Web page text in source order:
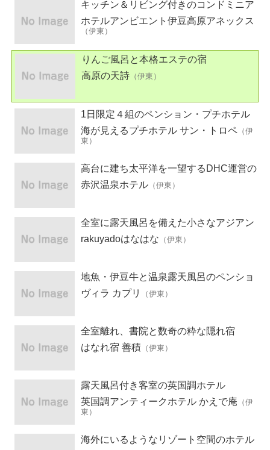
キッチン＆リビング付きのコンドミニア
ムホテル
ホテルアンビエント伊豆高原アネックス
（伊東）
りんご風呂と本格エステの宿
高原の天詩 （伊東）
1日限定４組のペンション・プチホテル
海が見えるプチホテル サン・トロペ （伊
東）
高台に建ち太平洋を一望するDHC運営の
リゾートホテル
赤沢温泉ホテル （伊東）
全室に露天風呂を備えた小さなアジアン
宿
rakuyadoはなはな （伊東）
地魚・伊豆牛と温泉露天風呂のペンショ
ン
ヴィラ カプリ （伊東）
全室離れ、書院と数奇の粋な隠れ宿
はなれ宿 善積 （伊東）
露天風呂付き客室の英国調ホテル
英国調アンティークホテル かえで庵 （伊
東）
海外にいるようなリゾート空間のホテル